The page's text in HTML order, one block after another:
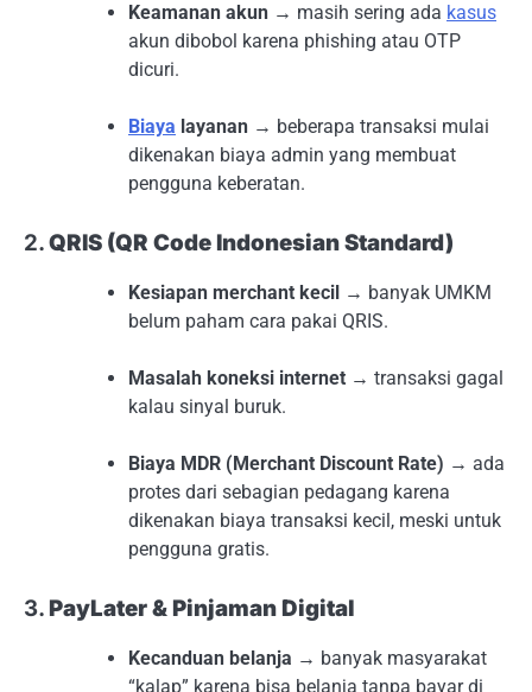
Keamanan akun → masih sering ada kasus
akun dibobol karena phishing atau OTP
dicuri.
Biaya layanan → beberapa transaksi mulai
dikenakan biaya admin yang membuat
pengguna keberatan.
2.QRIS (QR Code Indonesian Standard)
Kesiapan merchant kecil → banyak UMKM
belum paham cara pakai QRIS.
Masalah koneksi internet → transaksi gagal
kalau sinyal buruk.
Biaya MDR (Merchant Discount Rate) → ada
protes dari sebagian pedagang karena
dikenakan biaya transaksi kecil, meski untuk
pengguna gratis.
3.PayLater & Pinjaman Digital
Kecanduan belanja → banyak masyarakat
“kalap” karena bisa belanja tanpa bayar di